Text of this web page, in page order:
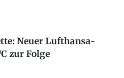
Neuer Lufthansa-
zur Folge